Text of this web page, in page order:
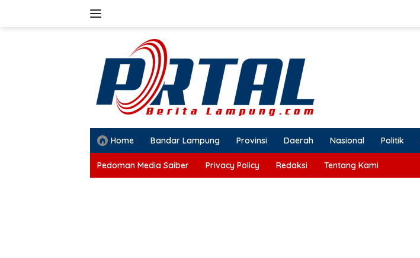
Home Bandar Lampung Provinsi Daerah Nasional Politik
Pedoman Media Saiber Privacy Policy Redaksi Tentang Kami